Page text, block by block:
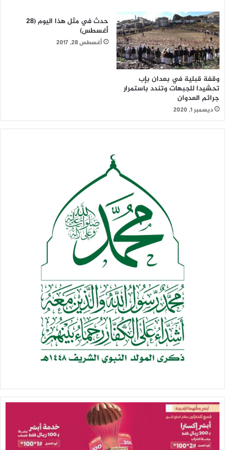
وقفة قبلية في بعدان بإب
تحشيدا للجبهات وتندد باستمرار
جرائم العدوان
ديسمبر 1, 2020
حدث في مثل هذا اليوم (28
أغسطس)
أغسطس 28, 2017